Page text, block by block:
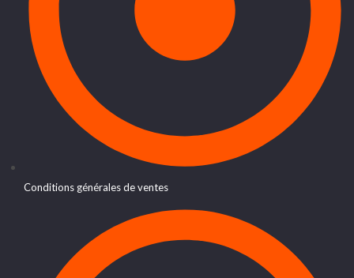
Conditions générales de ventes